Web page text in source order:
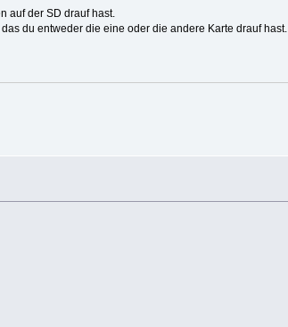
auf der SD drauf hast.
du entweder die eine oder die andere Karte drauf hast.